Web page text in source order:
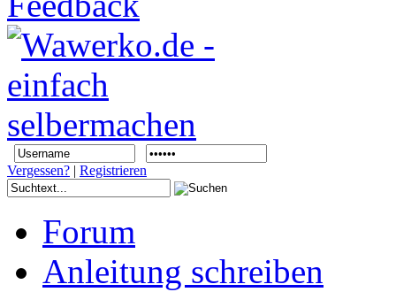
Vergessen? | Registrieren
Forum
Anleitung schreiben